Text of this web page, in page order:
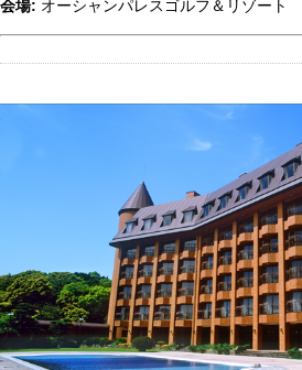
会場: オーシャンパレスゴルフ＆リゾート